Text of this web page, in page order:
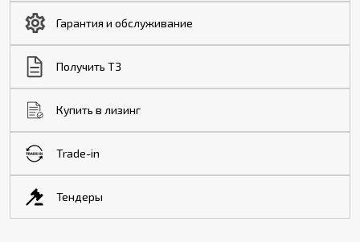
Гарантия и обслуживание
Получить ТЗ
Купить в лизинг
Trade-in
Тендеры